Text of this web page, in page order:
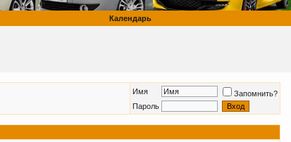
Календарь
Имя
Запомнить?
Пароль